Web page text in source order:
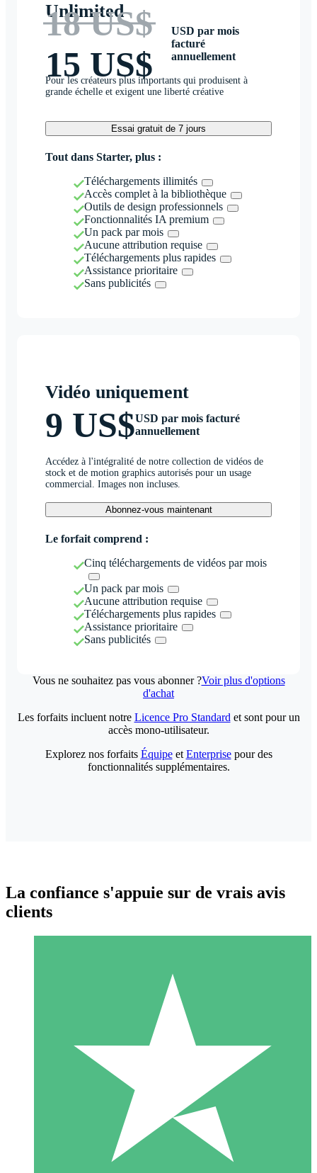
Unlimited
18 US$
15 US$
USD par mois
facturé
annuellement
Pour les créateurs plus importants qui produisent à
grande échelle et exigent une liberté créative
Essai gratuit de 7 jours
Tout dans Starter, plus :
Téléchargements illimités
Accès complet à la bibliothèque
Outils de design professionnels
Fonctionnalités IA premium
Un pack par mois
Aucune attribution requise
Téléchargements plus rapides
Assistance prioritaire
Sans publicités
Vidéo uniquement
9 US$USD par mois facturé
annuellement
Accédez à l'intégralité de notre collection de vidéos de
stock et de motion graphics autorisés pour un usage
commercial. Images non incluses.
Abonnez-vous maintenant
Le forfait comprend :
Cinq téléchargements de vidéos par mois
Un pack par mois
Aucune attribution requise
Téléchargements plus rapides
Assistance prioritaire
Sans publicités
Vous ne souhaitez pas vous abonner ?Voir plus d'options
d'achat
Packs de Crédits Individuels
Payez à l'utilisation avec des crédits de téléchargement. Sans
1 Téléchargement
10 00
Les forfaits incluent notre Licence Pro Standard et sont pour un
accès mono-utilisateur.
Explorez nos forfaits Équipeet Enterprisepour des
fonctionnalités supplémentaires.
La confiance s'appuie sur de vrais avis
clients